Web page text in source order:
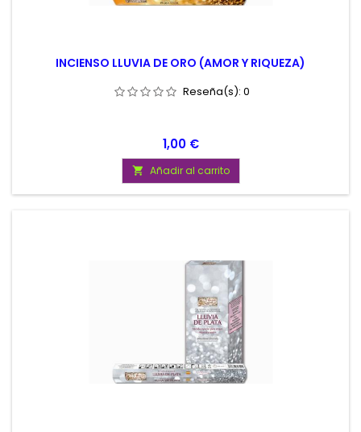
INCIENSO LLUVIA DE ORO (AMOR Y RIQUEZA)
Reseña(s): 0
Precio
1,00 €
 Añadir al carrito